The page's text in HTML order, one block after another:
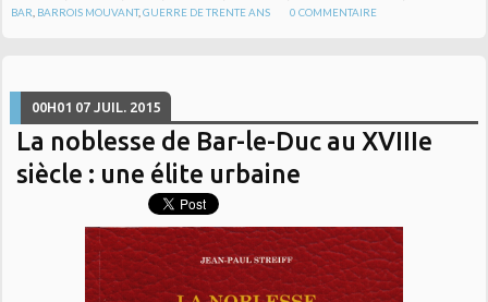
BAR BARROIS MOUVANT,GUERRE DE TRENTE ANS 0 COMMENTAIRE
00H01 07 JUIL. 2015
La noblesse de Bar-le-Duc au XVIIIe
siècle : une élite urbaine